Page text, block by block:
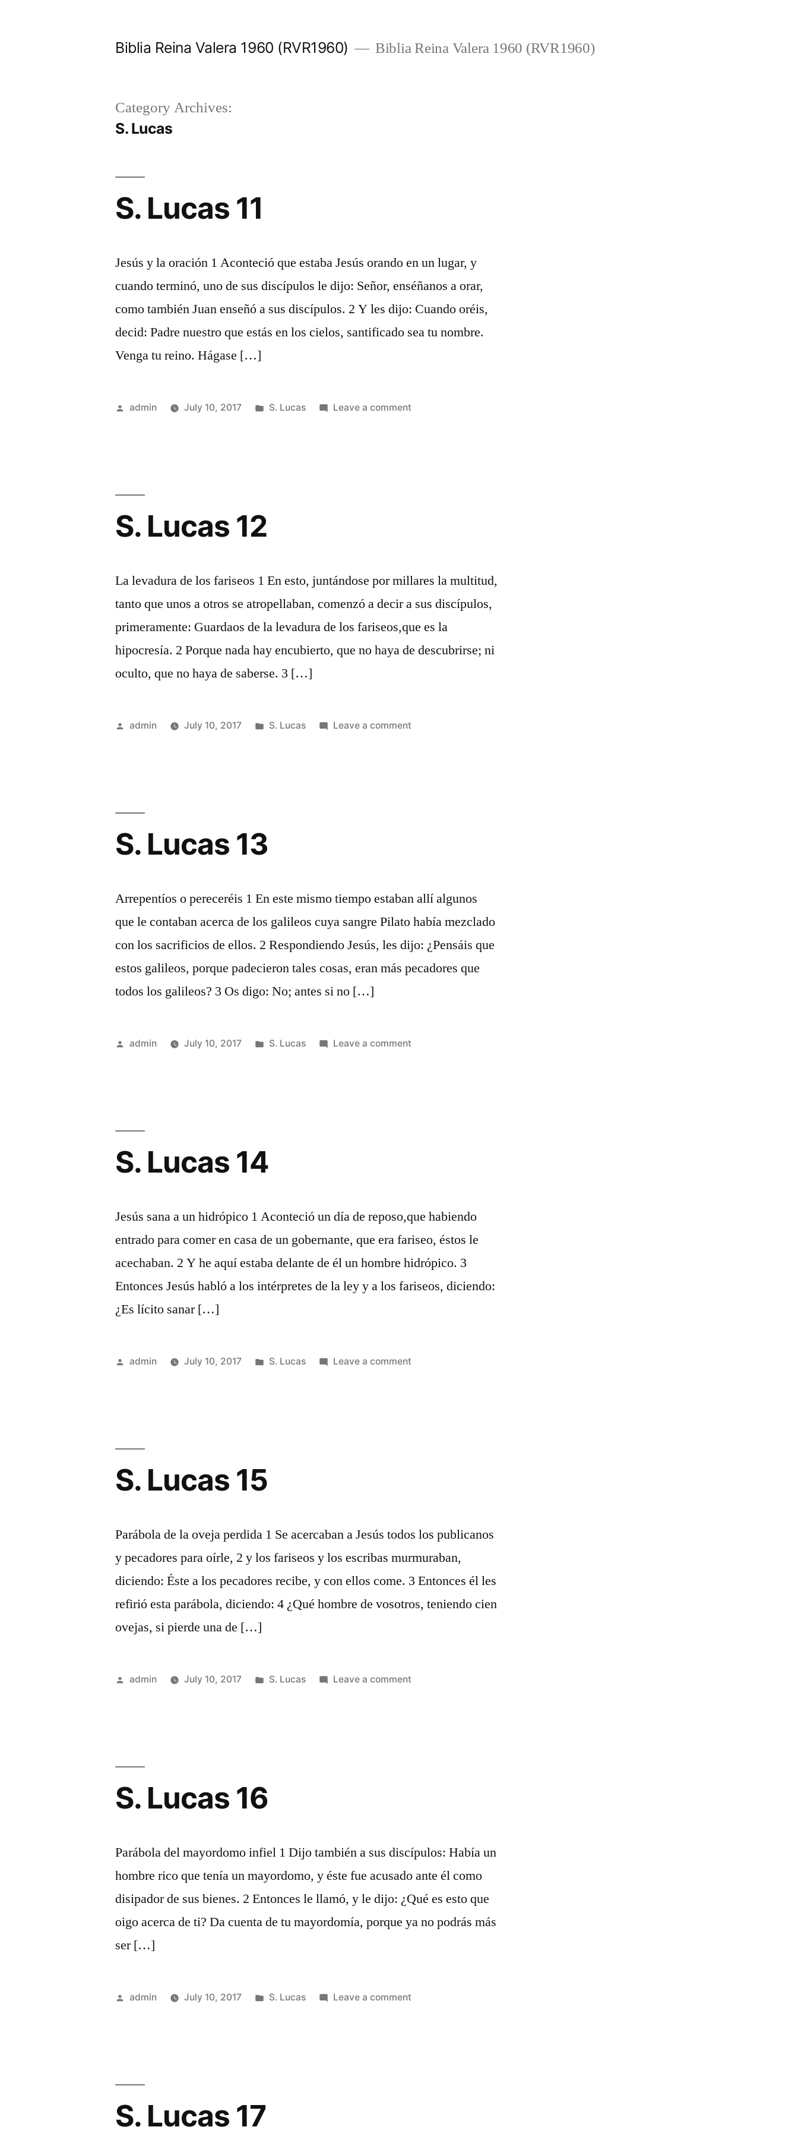
Biblia Reina Valera 1960 (RVR1960) Biblia Reina Valera 1960 (RVR1960)
Category Archives:
S. Lucas
S. Lucas 11
Jesús y la oración 1 Aconteció que estaba Jesús orando en un lugar, y
cuando terminó, uno de sus discípulos le dijo: Señor, enséñanos a orar,
como también Juan enseñó a sus discípulos. 2 Y les dijo: Cuando oréis,
decid: Padre nuestro que estás en los cielos, santificado sea tu nombre.
Venga tu reino. Hágase […]
Posted
admin July 10, 2017
Posted
S. Lucas Leave a commenton
S. Lucas 12
La levadura de los fariseos 1 En esto, juntándose por millares la multitud,
tanto que unos a otros se atropellaban, comenzó a decir a sus discípulos,
primeramente: Guardaos de la levadura de los fariseos,que es la
hipocresía. 2 Porque nada hay encubierto, que no haya de descubrirse; ni
oculto, que no haya de saberse. 3 […]
Posted
admin July 10, 2017
Posted
S. Lucas Leave a commenton
S. Lucas 13
Arrepentíos o pereceréis 1 En este mismo tiempo estaban allí algunos
que le contaban acerca de los galileos cuya sangre Pilato había mezclado
con los sacrificios de ellos. 2 Respondiendo Jesús, les dijo: ¿Pensáis que
estos galileos, porque padecieron tales cosas, eran más pecadores que
todos los galileos? 3 Os digo: No; antes si no […]
Posted
admin July 10, 2017
Posted
S. Lucas Leave a commenton
S. Lucas 14
Jesús sana a un hidrópico 1 Aconteció un día de reposo,que habiendo
entrado para comer en casa de un gobernante, que era fariseo, éstos le
acechaban. 2 Y he aquí estaba delante de él un hombre hidrópico. 3
Entonces Jesús habló a los intérpretes de la ley y a los fariseos, diciendo:
¿Es lícito sanar […]
Posted
admin July 10, 2017
Posted
S. Lucas Leave a commenton
S. Lucas 15
Parábola de la oveja perdida 1 Se acercaban a Jesús todos los publicanos
y pecadores para oírle, 2 y los fariseos y los escribas murmuraban,
diciendo: Éste a los pecadores recibe, y con ellos come. 3 Entonces él les
refirió esta parábola, diciendo: 4 ¿Qué hombre de vosotros, teniendo cien
ovejas, si pierde una de […]
Posted
admin July 10, 2017
Posted
S. Lucas Leave a commenton
S. Lucas 16
Parábola del mayordomo infiel 1 Dijo también a sus discípulos: Había un
hombre rico que tenía un mayordomo, y éste fue acusado ante él como
disipador de sus bienes. 2 Entonces le llamó, y le dijo: ¿Qué es esto que
oigo acerca de ti? Da cuenta de tu mayordomía, porque ya no podrás más
ser […]
Posted
admin July 10, 2017
Posted
S. Lucas Leave a commenton
S. Lucas 17